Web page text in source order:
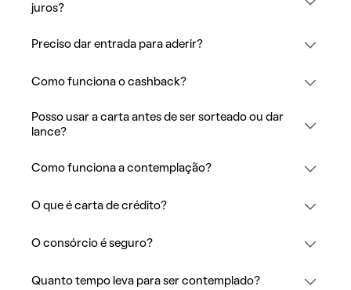
juros?
Preciso dar entrada para aderir?
Como funciona o cashback?
Posso usar a carta antes de ser sorteado ou dar
lance?
Como funciona a contemplação?
O que é carta de crédito?
O consórcio é seguro?
Quanto tempo leva para ser contemplado?